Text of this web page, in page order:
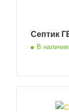
Септик
В наличии